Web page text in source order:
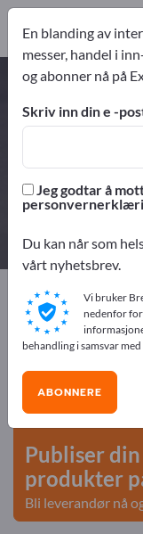
Distributører
Exportpages
Stansedeler
Annonser
Behov – Tilbud –
start her
Publiser
produkter
Bli leverandør nå
En blanding av
messer, handel i
og abonner nå på
Skriv inn din e -
Jeg godtar å
Du kan når som
vårt nyhetsbrev.
Vi bruker
nedenfor for
behandling i samsvar med
ABONNERE